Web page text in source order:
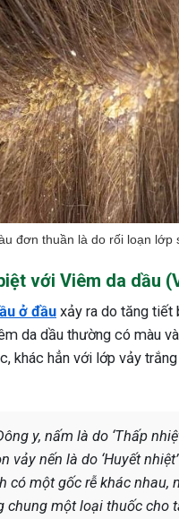
đơn thuần là do rối loạn lớp
với Viêm da dầu
ở đầu xảy ra do tăng tiết
da dầu thường có màu
khác hẳn với lớp vảy
y, nấm là do ‘Thấp
vảy nến là do ‘Huyết
có một gốc rễ khác nhau,
chung một loại thuốc cho